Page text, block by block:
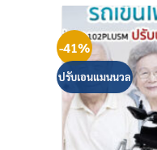
-41%
ปรับเอนแมนนวล